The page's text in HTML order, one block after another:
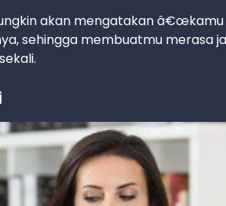
akan mengatakan
sehingga membuatmu merasa